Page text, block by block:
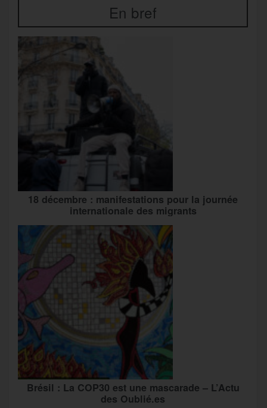
En bref
18 décembre : manifestations pour la journée
internationale des migrants
Brésil : La COP30 est une mascarade – L’Actu
des Oublié.es